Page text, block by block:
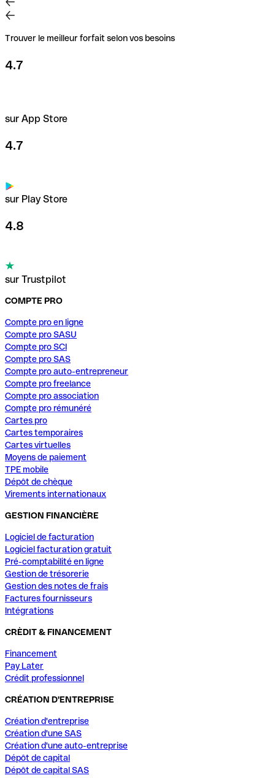
Trouver le meilleur forfait selon vos besoins
4.7
sur App Store
4.7
sur Play Store
4.8
sur Trustpilot
COMPTE PRO
Compte pro en ligne
Compte pro SASU
Compte pro SCI
Compte pro SAS
Compte pro auto-entrepreneur
Compte pro freelance
Compte pro association
Compte pro rémunéré
Cartes pro
Cartes temporaires
Cartes virtuelles
Moyens de paiement
TPE mobile
Dépôt de chèque
Virements internationaux
GESTION FINANCIÈRE
Logiciel de facturation
Logiciel facturation gratuit
Pré-comptabilité en ligne
Gestion de trésorerie
Gestion des notes de frais
Factures fournisseurs
Intégrations
CRÈDIT & FINANCEMENT
Financement
Pay Later
Crédit professionnel
CRÉATION D'ENTREPRISE
Création d'entreprise
Création d'une SAS
Création d'une auto-entreprise
Dépôt de capital
Dépôt de capital SAS